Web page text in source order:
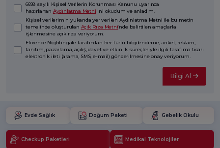
6698 sayılı Kişisel Verilerin Korunması Kanunu uyarınca
hazırlanan Aydınlatma Metni 'ni okudum ve anladım.
Kişisel verilerimin yukarıda yer verilen Aydınlatma Metni ile bu metin
temelinde oluşturulan Açık Rıza Metni’nde belirtilen amaçlarla
işlenmesine açık rıza veriyorum.
Florence Nightingale tarafından her türlü bilgilendirme, anket, reklam,
tanıtım, pazarlama, açılış, davet ve etkinlik süreçleriyle ilgili tarafıma ticari
elektronik ileti (arama, SMS, e-mail) gönderilmesine onay veriyorum.
Bilgi Al
Evde Sağlık Doğum Paketi Gebelik Okulu
Checkup Paketleri Medikal Teknolojiler